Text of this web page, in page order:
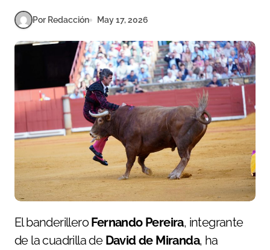
Por Redacción May 17, 2026
El banderilleroFernando Pereira, integrante
de la cuadrilla de David de Miranda, ha